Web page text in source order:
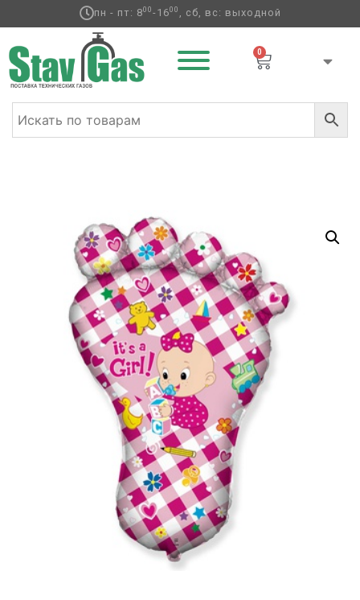
пн - пт: 800-1600 , сб, вс: выходной
0